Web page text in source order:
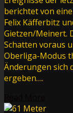
berichtet von
Felix Käfferbitz
Gietzen/Meinert.
Schatten voraus
Oberliga-Modus
Änderungen sich
ergeben….